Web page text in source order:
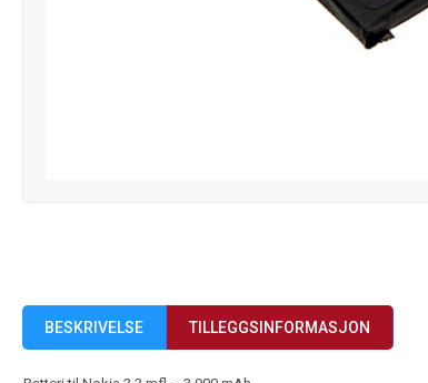
BESKRIVELSE TILLEGGSINFORMASJON